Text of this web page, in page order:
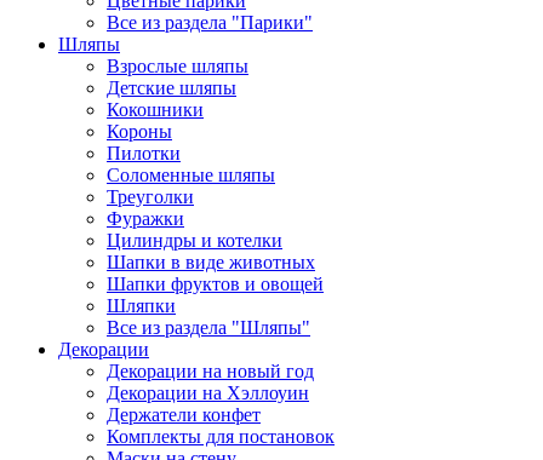
Все из раздела "Парики"
Шляпы
Взрослые шляпы
Детские шляпы
Кокошники
Короны
Пилотки
Соломенные шляпы
Треуголки
Фуражки
Цилиндры и котелки
Шапки в виде животных
Шапки фруктов и овощей
Шляпки
Все из раздела "Шляпы"
Декорации
Декорации на новый год
Декорации на Хэллоуин
Держатели конфет
Комплекты для постановок